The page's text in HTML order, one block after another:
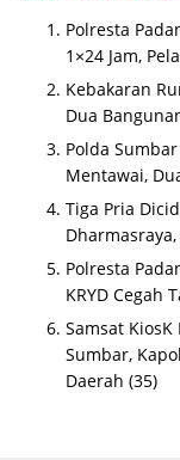
Polresta
1×24 Jam,
Kebakaran
Dua
Polda
Mentawai,
Tiga Pria
Polresta
KRYD Cegah
Samsat
Sumbar,
Daerah (35)